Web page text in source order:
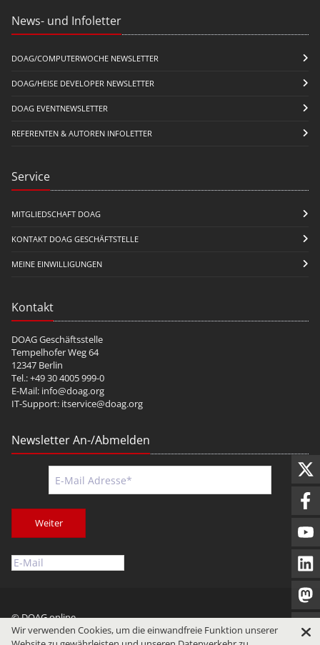
News- und Infoletter
DOAG/COMPUTERWOCHE NEWSLETTER
DOAG/HEISE DEVELOPER NEWSLETTER
DOAG EVENTNEWSLETTER
REFERENTEN & AUTOREN INFOLETTER
Service
MITGLIEDSCHAFT DOAG
KONTAKT DOAG GESCHÄFTSTELLE
MEINE EINWILLIGUNGEN
Kontakt
DOAG Geschäftsstelle
Tempelhofer Weg 64
12347 Berlin
Tel.: +49 30 4005 999-0
E-Mail: info@doag.org
IT-Support: itservice@doag.org
Newsletter An-/Abmelden
Weiter
© DOAG online
Impressum
Datenschutz Nutzungsbedingungen
Wir verwenden Cookies, um die einwandfreie Funktion unserer